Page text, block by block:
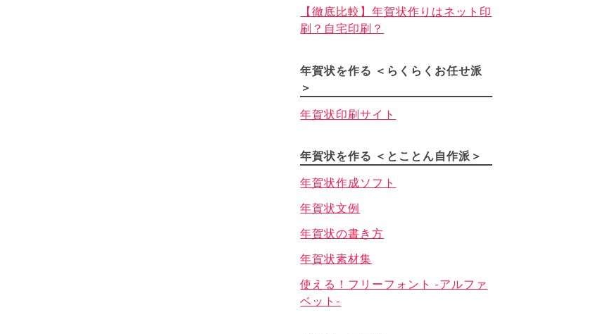
【徹底比較】年賀状作りはネット印
刷？自宅印刷？
年賀状を作る ＜らくらくお任せ派
＞
年賀状印刷サイト
年賀状を作る ＜とことん自作派＞
年賀状作成ソフト
年賀状文例
年賀状の書き方
年賀状素材集
使える！フリーフォント -アルファ
ベット-